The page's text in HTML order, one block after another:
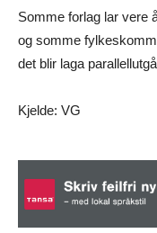
Somme forlag lar vere
og somme
det blir laga
Kjelde: VG